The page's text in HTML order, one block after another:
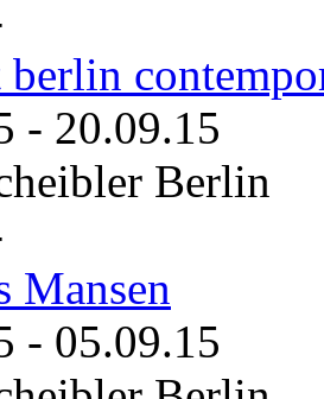
berlin
- 20.09.15
Berlin
Mansen
- 05.09.15